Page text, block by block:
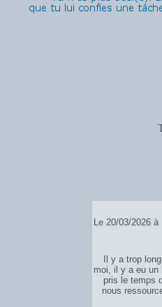
Le 20/03/2026 à
Il y a trop
moi, il y a eu un
pris le temps
nous